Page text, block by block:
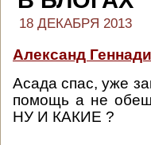
18 ДЕКАБРЯ 2013
Александ
Асада спас, уже
помощь а не
НУ И КАКИЕ ?